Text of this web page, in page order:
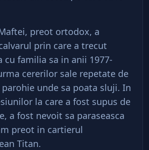
preot ortodox, a
prin care a trecut
cu familia sa in anii 1977-
cererilor sale repetate de
unde sa poata sluji. In
la care a fost supus de
a fost nevoit sa paraseasca
preot in cartierul
Titan.